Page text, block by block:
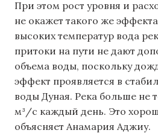
При этом рост уровня и
не окажет такого же
высоких температур вода
притоки на пути не дают
объема воды, поскольку
эффект проявляется в
воды Дуная. Река больше не
м³/с каждый день. Это
объясняет Анамария Аджиу.